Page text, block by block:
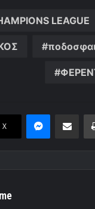
LEAGUE
X
Messenger